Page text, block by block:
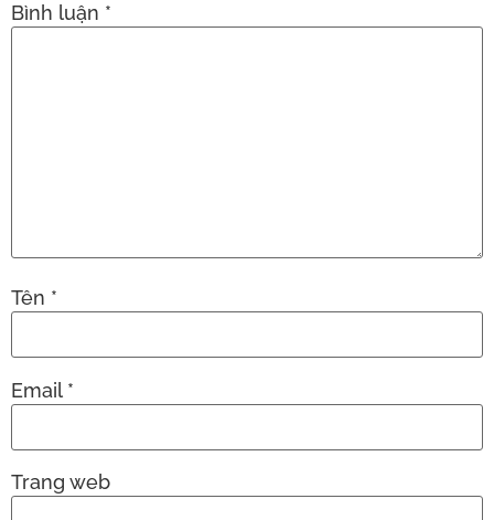
Bình luận *
Tên *
Email *
Trang web